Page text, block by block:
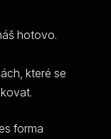
hotovo.
které se
forma